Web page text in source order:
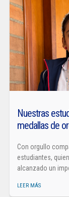
Nuestras
medallas de
Con orgullo
estudiantes,
alcanzado un
LEER MÁS